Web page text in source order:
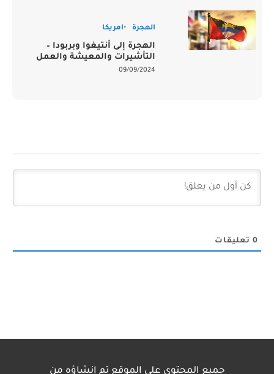
الهجرة امريكا
الهجرة إلى أنتيغوا وبربودا –
التأشيرات والمعيشة والعمل
09/09/2024
0 تعليقات
جميع المحتوى على الموقع تم إنشاؤه من